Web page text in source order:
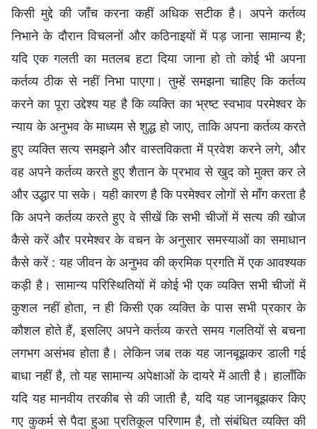
किसी मुद्दे की जाँच करना कहीं अधिक सटीक है। अपने कर्तव्य
निभाने के दौरान विचलनों और कठिनाइयों में पड़ जाना सामान्य है;
यदि एक गलती का मतलब हटा दिया जाना हो तो कोई भी अपना
कर्तव्य ठीक से नहीं निभा पाएगा। तुम्हें समझना चाहिए कि कर्तव्य
करने का पूरा उद्देश्य यह है कि व्यक्ति का भ्रष्ट स्वभाव परमेश्वर के
न्याय के अनुभव के माध्यम से शुद्ध हो जाए, ताकि अपना कर्तव्य करते
हुए व्यक्ति सत्य समझने और वास्तविकता में प्रवेश करने लगे, और
वह अपने कर्तव्य करते हुए शैतान के प्रभाव से खुद को मुक्त कर ले
और उद्धार पा सके। यही कारण है कि परमेश्वर लोगों से माँग करता है
कि अपने कर्तव्य करते हुए वे सीखें कि सभी चीजों में सत्य की खोज
कैसे करें और परमेश्वर के वचन के अनुसार समस्याओं का समाधान
कैसे करें : यह जीवन के अनुभव की क्रमिक प्रगति में एक आवश्यक
कड़ी है। सामान्य परिस्थितियों में कोई भी एक व्यक्ति सभी चीजों में
कुशल नहीं होता, न ही किसी एक व्यक्ति के पास सभी प्रकार के
कौशल होते हैं, इसलिए अपने कर्तव्य करते समय गलतियों से बचना
लगभग असंभव होता है। लेकिन जब तक यह जानबूझकर डाली गई
बाधा नहीं है, तो यह सामान्य अपेक्षाओं के दायरे में आती है। हालाँकि
यदि यह मानवीय तरकीब से की जाती है, यदि यह जानबूझकर किए
गए कुकर्म से पैदा हुआ प्रतिकूल परिणाम है, तो संबंधित व्यक्ति की